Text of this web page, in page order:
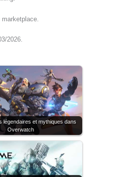
2026.
légendaires et mythiques dans
Overwatch